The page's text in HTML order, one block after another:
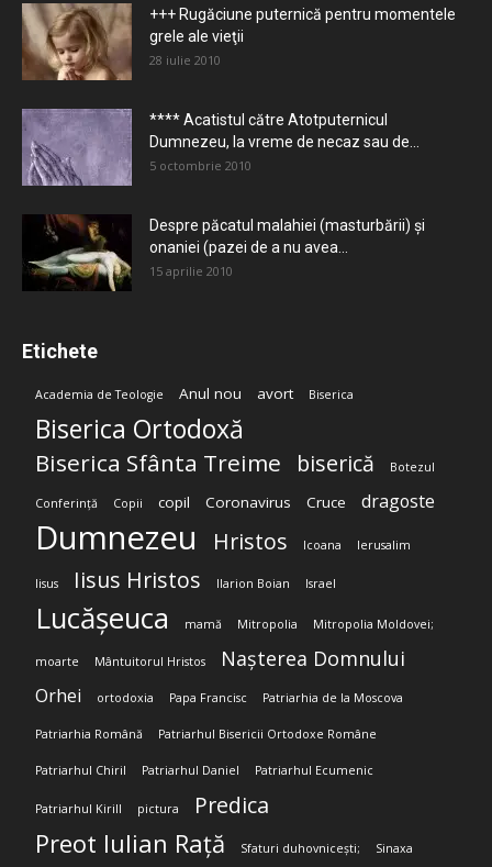
+++ Rugăciune puternică pentru momentele
grele ale vieţii
28 iulie 2010
**** Acatistul către Atotputernicul
Dumnezeu, la vreme de necaz sau de...
5 octombrie 2010
Despre păcatul malahiei (masturbării) şi
onaniei (pazei de a nu avea...
15 aprilie 2010
Etichete
Academia de Teologie Anul nou avort Biserica
Biserica Ortodoxă
Biserica Sfânta Treime biserică Botezul
Conferință Copii copil Coronavirus Cruce dragoste
Dumnezeu Hristos Icoana Ierusalim
Iisus Iisus Hristos Ilarion Boian Israel
Lucășeuca mamă Mitropolia Mitropolia Moldovei;
moarte Mântuitorul Hristos Nașterea Domnului
Orhei ortodoxia Papa Francisc Patriarhia de la Moscova
Patriarhia Română Patriarhul Bisericii Ortodoxe Române
Patriarhul Chiril Patriarhul Daniel Patriarhul Ecumenic
Patriarhul Kirill pictura Predica
Preot Iulian Rață Sfaturi duhovnicești; Sinaxa